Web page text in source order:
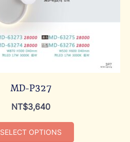
MD-P327
NT$3,640
SELECT OPTIONS